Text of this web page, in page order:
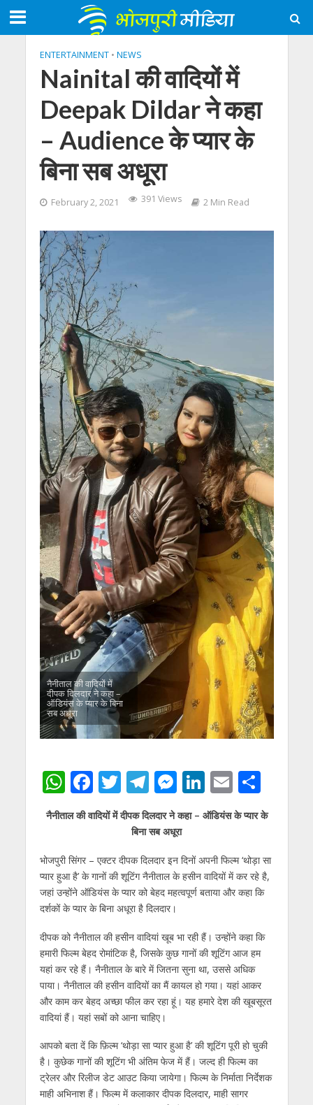
ENTERTAINMENT • NEWS
Nainital की वादियों में
Deepak Dildar ने कहा
– Audience के प्‍यार के
बिना सब अधूरा
February 2, 2021 391 Views 2 Min Read
नैनीताल की वादियों में
दीपक दिलदार ने कहा –
ऑडियंस के प्‍यार के बिना
सब अधूरा
W
h
at
s
A
p
p
F
ac
e
o
o
k
T
w
itt
er
T
el
e
a
m
M
e
ss
e
n
g
Li
n
k
e
dI
n
E
m
ai
S
h
ar
नैनीताल की वादियों में दीपक दिलदार ने कहा – ऑडियंस के प्‍यार के
बिना सब अधूरा
भोजपुरी सिंगर – एक्‍टर दीपक दिलदार इन दिनों अपनी फिल्‍म ‘थोड़ा सा
प्‍यार हुआ है’ के गानों की शूटिंग नैनीताल के हसीन वादियों में कर रहे है,
जहां उन्‍होंने ऑडियंस के प्‍यार को बेहद महत्‍वपूर्ण बताया और कहा कि
दर्शकों के प्‍यार के बिना अधूरा है दिलदार।
दीपक को नैनीताल की हसीन वादियां खूब भा रही हैं। उन्‍होंने कहा कि
हमारी फिल्‍म बेहद रोमांटिक है, जिसके कुछ गानों की शूटिंग आज हम
यहां कर रहे हैं। नैनीताल के बारे में जितना सुना था, उससे अधिक
पाया। नैनीताल की हसीन वादियों का मैं कायल हो गया। यहां आकर
और काम कर बेहद अच्‍छा फील कर रहा हूं। यह हमारे देश की खूबसूरत
वादियां हैं। यहां सबों को आना चाहिए।
आपको बता दें कि फ़िल्म ‘थोड़ा सा प्यार हुआ है’ की शूटिंग पूरी हो चुकी
है। कुछेक गानों की शूटिंग भी अंतिम फेज में हैं। जल्‍द ही फिल्‍म का
ट्रेलर और रिलीज डेट आउट किया जायेगा। फिल्‍म के निर्माता निर्देशक
माही अभिनाश हैं। फिल्‍म में कलाकार दीपक दिलदार, माही सागर